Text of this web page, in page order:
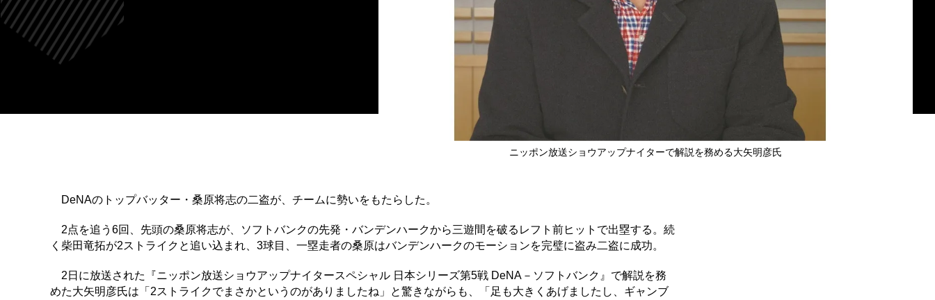
ニッポン放送ショウアップナイターで解説を務める大矢明彦氏
DeNAのトップバッター・桑原将志の二盗が、チームに勢いをもたらした。
2点を追う6回、先頭の桑原将志が、ソフトバンクの先発・バンデンハークから三遊間を破るレフト前ヒットで出塁する。続
く柴田竜拓が2ストライクと追い込まれ、3球目、一塁走者の桑原はバンデンハークのモーションを完璧に盗み二盗に成功。
2日に放送された『ニッポン放送ショウアップナイタースペシャル 日本シリーズ第5戦 DeNA－ソフトバンク』で解説を務
めた大矢明彦氏は「2ストライクでまさかというのがありましたね」と驚きながらも、「足も大きくあげましたし、ギャンブ